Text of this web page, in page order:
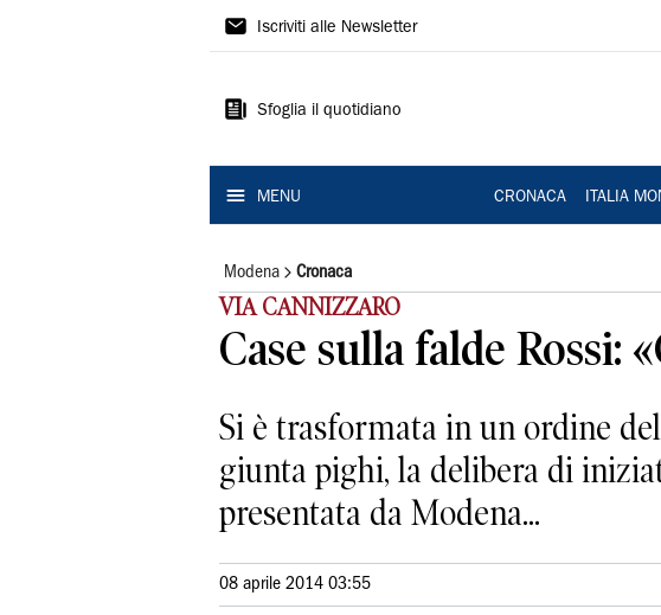
Gazzetta
Modena
Iscriviti alle Newsletter
Sfoglia il quotidiano
MENU CRONACA ITALIA
Modena Cronaca
VIA CANNIZZARO
Case sulla falde
Si è trasformata in un ordine
giunta pighi, la delibera di
presentata da Modena...
08 aprile 2014 03:55